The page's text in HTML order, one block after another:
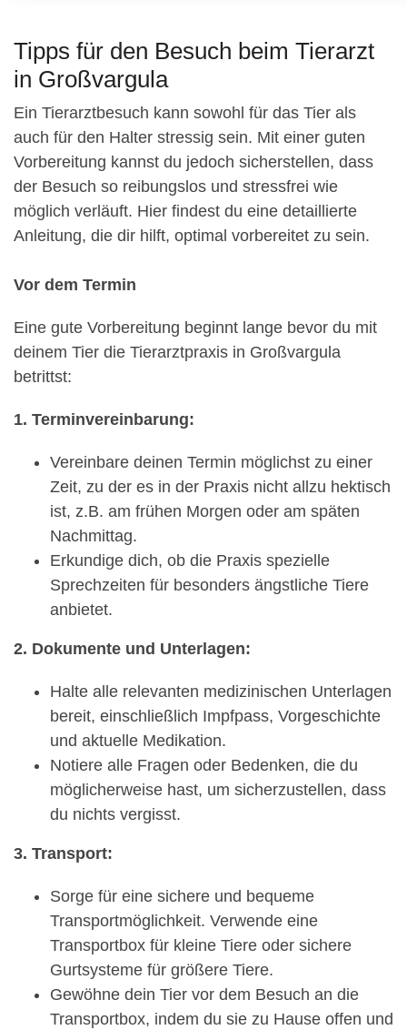
Tipps für den Besuch beim Tierarzt
in Großvargula
Ein Tierarztbesuch kann sowohl für das Tier als
auch für den Halter stressig sein. Mit einer guten
Vorbereitung kannst du jedoch sicherstellen, dass
der Besuch so reibungslos und stressfrei wie
möglich verläuft. Hier findest du eine detaillierte
Anleitung, die dir hilft, optimal vorbereitet zu sein.
Vor dem Termin
Eine gute Vorbereitung beginnt lange bevor du mit
deinem Tier die Tierarztpraxis in Großvargula
betrittst:
1. Terminvereinbarung:
Vereinbare deinen Termin möglichst zu einer
Zeit, zu der es in der Praxis nicht allzu hektisch
ist, z.B. am frühen Morgen oder am späten
Nachmittag.
Erkundige dich, ob die Praxis spezielle
Sprechzeiten für besonders ängstliche Tiere
anbietet.
2. Dokumente und Unterlagen:
Halte alle relevanten medizinischen Unterlagen
bereit, einschließlich Impfpass, Vorgeschichte
und aktuelle Medikation.
Notiere alle Fragen oder Bedenken, die du
möglicherweise hast, um sicherzustellen, dass
du nichts vergisst.
3. Transport:
Sorge für eine sichere und bequeme
Transportmöglichkeit. Verwende eine
Transportbox für kleine Tiere oder sichere
Gurtsysteme für größere Tiere.
Gewöhne dein Tier vor dem Besuch an die
Transportbox, indem du sie zu Hause offen und